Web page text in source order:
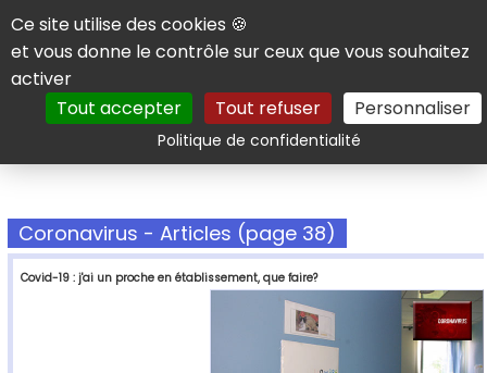
Panneau de gestion des cookies
Ce site utilise des cookies 🍪
et vous donne le contrôle sur ceux que vous souhaitez
activer
Tout accepter
Tout refuser Personnaliser
Politique de confidentialitéRechercher
Coronavirus - Articles (page 38)
Covid-19 : j'ai un proche en établissement, que faire?